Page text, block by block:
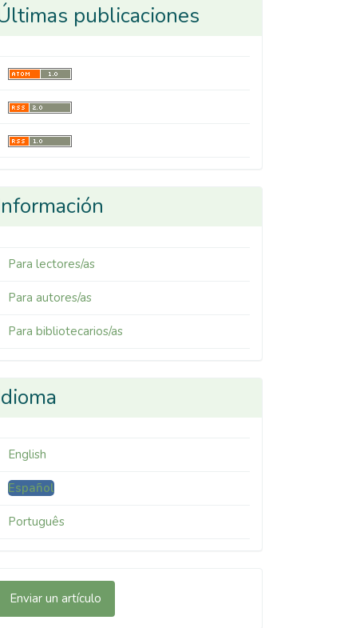
publicaciones
Para lectores/as
Para autores/as
Para bibliotecarios/as
English
Español
Português
Enviar un artículo